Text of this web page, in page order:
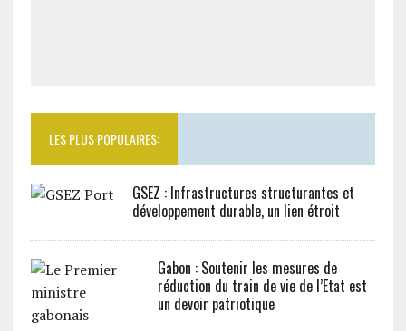
LES PLUS POPULAIRES:
GSEZ : Infrastructures structurantes et
développement durable, un lien étroit
Gabon : Soutenir les mesures de
réduction du train de vie de l’Etat est
un devoir patriotique